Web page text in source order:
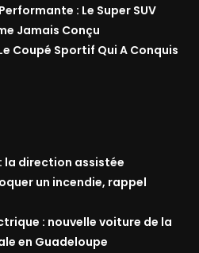
: Le Super SUV
Jamais Conçu
Coupé Sportif Qui A Conquis
la direction assistée
un incendie, rappel
: nouvelle voiture de la
en Guadeloupe